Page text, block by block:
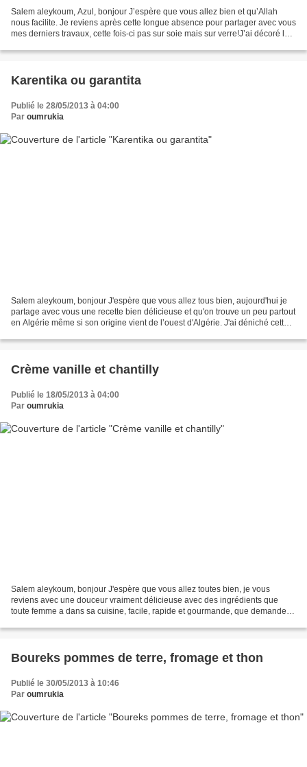
Salem aleykoum, Azul, bonjour J’espère que vous allez bien et qu’Allah
nous facilite. Je reviens après cette longue absence pour partager avec vous
mes derniers travaux, cette fois-ci pas sur soie mais sur verre!J’ai décoré le
Karentika ou garantita
Publié le 28/05/2013 à 04:00
Par oumrukia
Salem aleykoum, bonjour J'espère que vous allez tous bien, aujourd'hui je
partage avec vous une recette bien délicieuse et qu'on trouve un peu partout
en Algérie même si son origine vient de l’ouest d'Algérie. J'ai déniché cette
Crème vanille et chantilly
Publié le 18/05/2013 à 04:00
Par oumrukia
Salem aleykoum, bonjour J'espère que vous allez toutes bien, je vous
reviens avec une douceur vraiment délicieuse avec des ingrédients que
toute femme a dans sa cuisine, facile, rapide et gourmande, que demander
Boureks pommes de terre, fromage et thon
Publié le 30/05/2013 à 10:46
Par oumrukia